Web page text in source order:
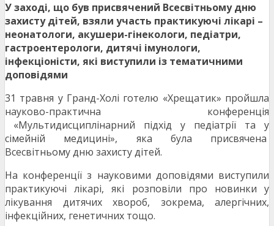
У заході, що був присвячений Всесвітньому дню
захисту дітей, взяли участь практикуючі лікарі –
неонатологи, акушери-гінекологи, педіатри,
гастроентерологи, дитячі імунологи,
інфекціоністи, які виступили із тематичними
доповідями
31 травня у Гранд-Холі готелю «Хрещатик» пройшла
науково-практична конференція
«Мультидисциплінарний підхід у педіатрії та у
сімейній медицині», яка була присвячена
Всесвітньому дню захисту дітей.
На конференції з науковими доповідями виступили
практикуючі лікарі, які розповіли про новинки у
лікування дитячих хвороб, зокрема, алергічних,
інфекційних, генетичних тощо.